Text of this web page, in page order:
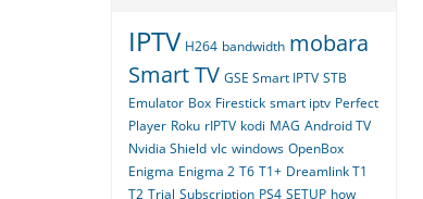
IPTV H264 bandwidth mobara
Smart TV GSE Smart IPTV STB
Emulator Box Firestick smart iptv Perfect
Player Roku rIPTV kodi MAG Android TV
Nvidia Shield vlc windows OpenBox
Enigma Enigma 2 T6 T1+ Dreamlink T1
T2 Trial Subscription PS4 SETUP how